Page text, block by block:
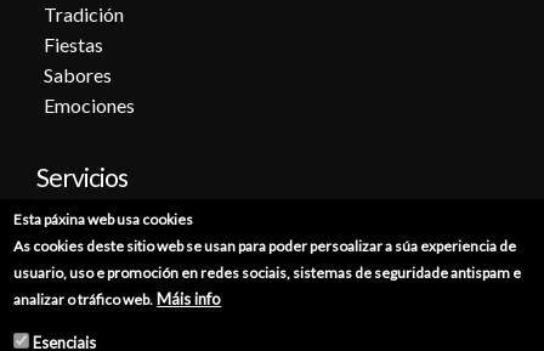
Tradición
Fiestas
Sabores
Emociones
Servicios
Cita previa
Catálogo de trámites
Esta páxina web usa cookies
As cookies deste sitio web se usan para poder persoalizar a súa experiencia de
usuario, uso e promoción en redes sociais, sistemas de seguridade antispam e
analizar o tráfico web. Máis info
Esenciais